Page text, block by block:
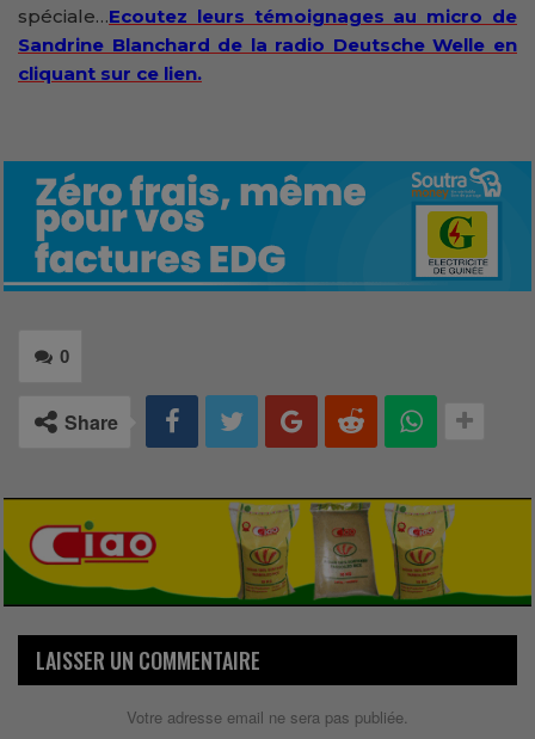
spéciale…Ecoutez leurs témoignages au micro de
Sandrine Blanchard de la radio Deutsche Welle en
cliquant sur ce lien.
0
Share
LAISSER UN COMMENTAIRE
Votre adresse email ne sera pas publiée.